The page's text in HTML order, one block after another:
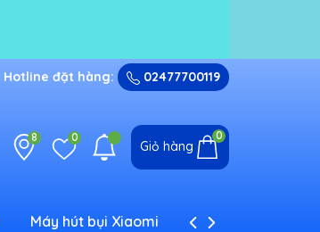
Hotline đặt hàng: 02477700119
8 0
Giỏ hàng
0
Máy hút bụi Xiaomi Máy tạo ẩm Xiaomi